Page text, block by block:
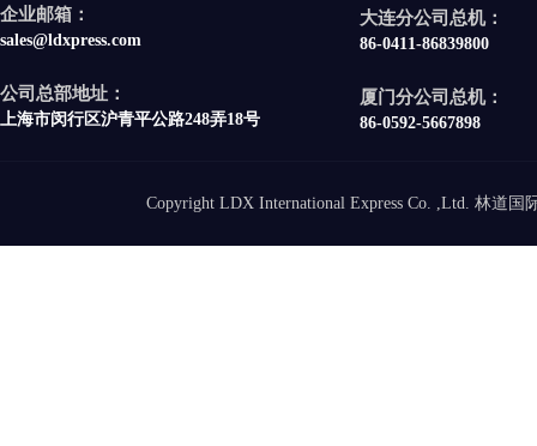
企业邮箱：
sales@ldxpress.com
公司总部地址：
上海市闵行区沪青平公路248弄18号
大连分公司总机：
86-0411-86839800
厦门分公司总机：
86-0592-5667898
Copyright LDX International Express Co. ,Ltd. 林道国